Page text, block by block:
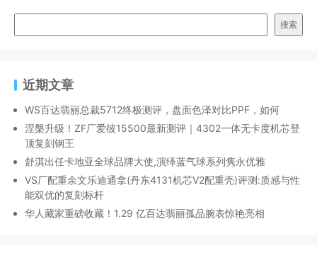
搜索
近期文章
WS百达翡丽总裁5712终极测评，盘面色泽对比PPF，如何
涅槃升级！ZF厂爱彼15500最新测评｜4302一体无卡度机芯登
顶复刻钢王
舒淇出任卡地亚全球品牌大使,演绎蓝气球系列隽永优雅
VS厂配重余文乐迪通拿(丹东4131机芯V2配重壳)评测:质感与性
能双优的复刻标杆
华人藏家重磅收藏！1.29 亿百达翡丽孤品腕表惊艳亮相